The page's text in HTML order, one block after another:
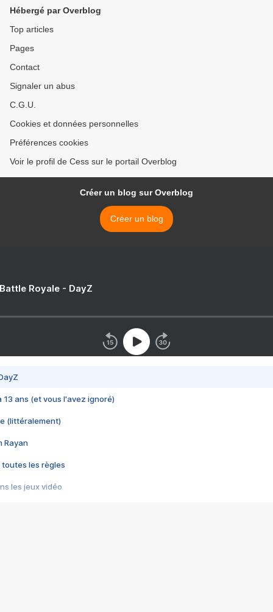
Hébergé par Overblog
Top articles
Pages
Contact
Signaler un abus
C.G.U.
Cookies et données personnelles
Préférences cookies
Voir le profil de Cess sur le portail Overblog
Créer un blog sur Overblog
Créer un blog
Royale - DayZ
13 ans (et vous l'avez ignoré)
(littéralement)
Rayan
toutes les règles
les jeux vidéo